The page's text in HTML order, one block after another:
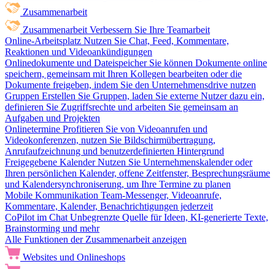
Zusammenarbeit
Zusammenarbeit Verbessern Sie Ihre Teamarbeit
Online-Arbeitsplatz Nutzen Sie Chat, Feed, Kommentare,
Reaktionen und Videoankündigungen
Onlinedokumente und Dateispeicher Sie können Dokumente online
speichern, gemeinsam mit Ihren Kollegen bearbeiten oder die
Dokumente freigeben, indem Sie den Unternehmensdrive nutzen
Gruppen Erstellen Sie Gruppen, laden Sie externe Nutzer dazu ein,
definieren Sie Zugriffsrechte und arbeiten Sie gemeinsam an
Aufgaben und Projekten
Onlinetermine Profitieren Sie von Videoanrufen und
Videokonferenzen, nutzen Sie Bildschirmübertragung,
Anrufaufzeichnung und benutzerdefinierten Hintergrund
Freigegebene Kalender Nutzen Sie Unternehmenskalender oder
Ihren persönlichen Kalender, offene Zeitfenster, Besprechungsräume
und Kalendersynchroniserung, um Ihre Termine zu planen
Mobile Kommunikation Team-Messenger, Videoanrufe,
Kommentare, Kalender, Benachrichtigungen jederzeit
CoPilot im Chat Unbegrenzte Quelle für Ideen, KI-generierte Texte,
Brainstorming und mehr
Alle Funktionen der Zusammenarbeit anzeigen
Websites und Onlineshops